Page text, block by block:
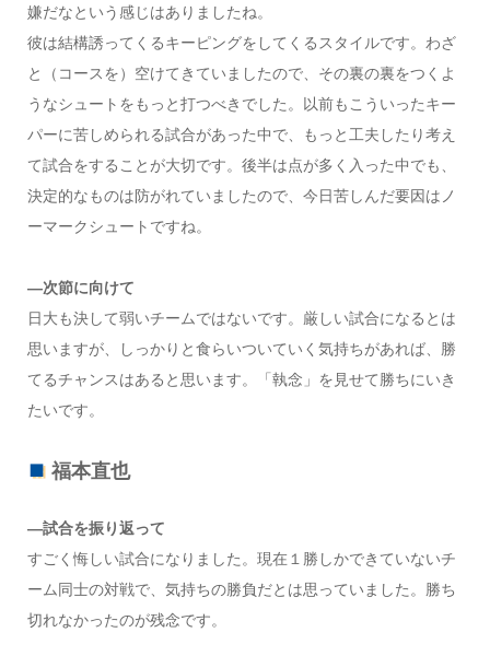
嫌だなという感じはありましたね。
彼は結構誘ってくるキーピングをしてくるスタイルです。わざ
と（コースを）空けてきていましたので、その裏の裏をつくよ
うなシュートをもっと打つべきでした。以前もこういったキー
パーに苦しめられる試合があった中で、もっと工夫したり考え
て試合をすることが大切です。後半は点が多く入った中でも、
決定的なものは防がれていましたので、今日苦しんだ要因はノ
ーマークシュートですね。
—次節に向けて
日大も決して弱いチームではないです。厳しい試合になるとは
思いますが、しっかりと食らいついていく気持ちがあれば、勝
てるチャンスはあると思います。「執念」を見せて勝ちにいき
たいです。
福本直也
—試合を振り返って
すごく悔しい試合になりました。現在１勝しかできていないチ
ーム同士の対戦で、気持ちの勝負だとは思っていました。勝ち
切れなかったのが残念です。